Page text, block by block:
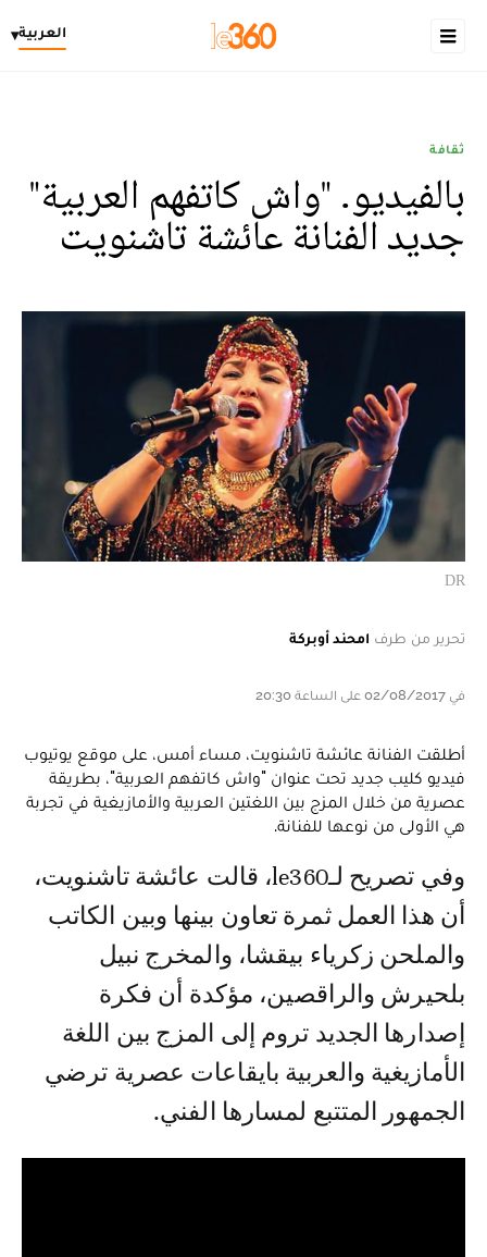
العربية▾
ثقافة
بالفيديو. "واش كاتفهم العربية"
جديد الفنانة عائشة تاشنويت
DR
تحرير من طرف امحند أوبركة
في 02/08/2017 على الساعة 20:30
أطلقت الفنانة عائشة تاشنويت، مساء أمس، على موقع يوتيوب
فيديو كليب جديد تحت عنوان "واش كاتفهم العربية"، بطريقة
عصرية من خلال المزج بين اللغتين العربية والأمازيغية في تجربة
هي الأولى من نوعها للفنانة.
وفي تصريح لـle360، قالت عائشة تاشنويت،
أن هذا العمل ثمرة تعاون بينها وبين الكاتب
والملحن زكرياء بيقشا، والمخرج نبيل
بلحيرش والراقصين، مؤكدة أن فكرة
إصدارها الجديد تروم إلى المزج بين اللغة
الأمازيغية والعربية بايقاعات عصرية ترضي
الجمهور المتتبع لمسارها الفني.